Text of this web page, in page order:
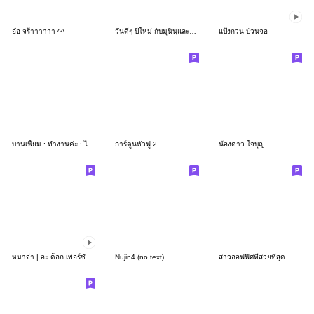
อ๋อ จร้าาาาาา ^^ แป้งกวน ป่วนจอ
การ์ตูนหัวฟู 2 น้องดาว ใจบุญ
หมาจ๋า | อะ ด็อก เพอร์ซัน 2564 (ผู้หญิง) Nujin4 (no text) สาวออฟฟิศที่สวยที่สุด